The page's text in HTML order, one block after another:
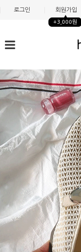
로그인 회원가입
+3,000원